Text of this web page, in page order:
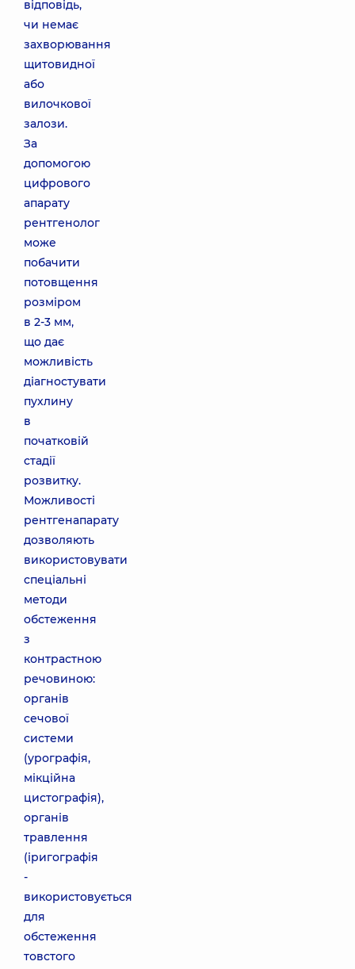
відповідь,
чи немає
захворювання
щитовидної
або
вилочкової
залози.
За
допомогою
цифрового
апарату
рентгенолог
може
побачити
потовщення
розміром
в 2-3 мм,
що дає
можливість
діагностувати
пухлину
в
початковій
стадії
розвитку.
Можливості
рентгенапарату
дозволяють
використовувати
спеціальні
методи
обстеження
з
контрастною
речовиною:
органів
сечової
системи
(урографія,
мікційна
цистографія),
органів
травлення
(іригографія
-
використовується
для
обстеження
товстого